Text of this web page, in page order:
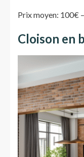
Prix moyen: 100€
Cloison en